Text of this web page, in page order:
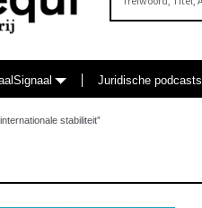
Juridische podcasts
stabiliteit”